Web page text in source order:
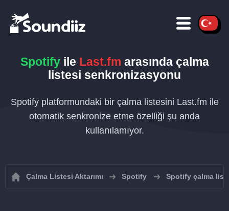
Spotifyile Last.fm arasında çalma
listesi senkronizasyonu
Spotify platformundaki bir çalma listesini Last.fm ile
otomatik senkronize etme özelliği şu anda
kullanılamıyor.
Çalma Listesi Aktarımı Spotify Spotify çalma